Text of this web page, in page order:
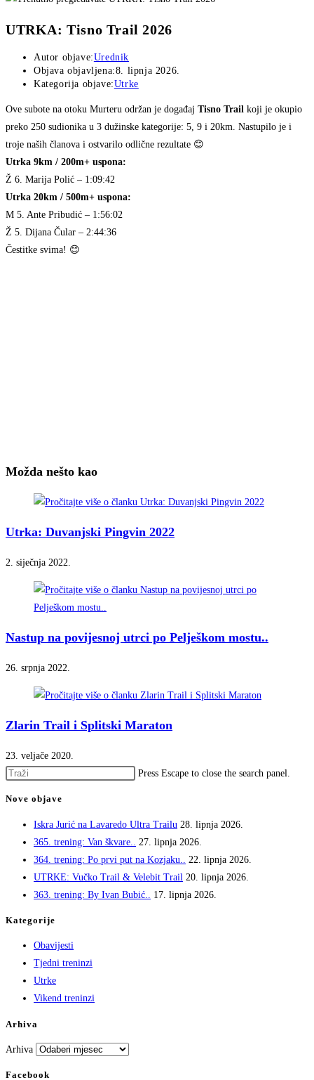
UTRKA: Tisno Trail 2026
Autor objave:Urednik
Objava objavljena:8. lipnja 2026.
Kategorija objave:Utrke
Ove subote na otoku Murteru održan je događaj Tisno Trail koji je okupio
preko 250 sudionika u 3 dužinske kategorije: 5, 9 i 20km. Nastupilo je i
troje naših članova i ostvarilo odlične rezultate 😊
Utrka 9km / 200m+ uspona:
Ž 6. Marija Polić – 1:09:42
Utrka 20km / 500m+ uspona:
M 5. Ante Pribudić – 1:56:02
Ž 5. Dijana Čular – 2:44:36
Čestitke svima! 😊
Možda nešto kao
Utrka: Duvanjski Pingvin 2022
2. siječnja 2022.
Nastup na povijesnoj utrci po Pelješkom mostu..
26. srpnja 2022.
Zlarin Trail i Splitski Maraton
23. veljače 2020.
Press Escape to close the search panel.
Nove objave
Iskra Jurić na Lavaredo Ultra Trailu 28. lipnja 2026.
365. trening: Van škvare..
27. lipnja 2026.
364. trening: Po prvi put na Kozjaku..
22. lipnja 2026.
UTRKE: Vučko Trail & Velebit Trail 20. lipnja 2026.
363. trening: By Ivan Bubić..
17. lipnja 2026.
Kategorije
Obavijesti
Tjedni treninzi
Utrke
Vikend treninzi
Arhiva
Arhiva
Facebook